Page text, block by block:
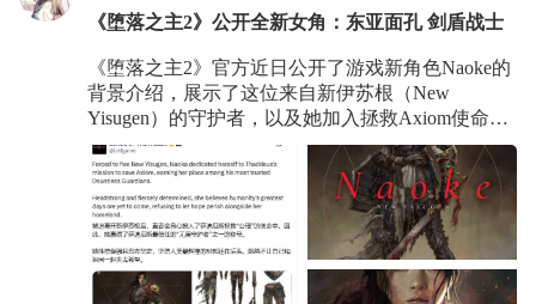
《堕落之主2》公开全新女角：东亚面孔 剑盾战士
《堕落之主2》官方近日公开了游戏新角色Naoke的
背景介绍，展示了这位来自新伊苏根（New
Yisugen）的守护者，以及她加入拯救Axiom使命背
后的故事。 官方介绍称，Naoke曾被迫逃离自己的
家园新伊苏根。在流离失所之后，她选择加入
Thaddeus的行动，投身于拯救Axiom的任务，并最
终成为Thaddeus麾下最受信任的无畏守护者之一。
作为一名性格强硬的战士，Naoke拥有极强的意志
力和